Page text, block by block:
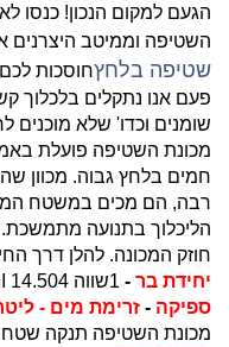
הגעם למקום הנכון! כנסו
השטיפה וממיטב
שטיפה בלחץחוסכות לכם
פעם אנו נתקלים בלכלוך
שומנים וכדו' שלא
מכונת השטיפה פועלת
חמים בלחץ גבוה. מכוון
רבה, הם מכים במשטח
הליכלוך בתנועה מתמשכת.
חוזק המכונה. להלן דרך
יחידת בר - 1שווה 14.504 PSI
ספיקה - זרימת מים -
מכונת השטיפה תנקה שטח